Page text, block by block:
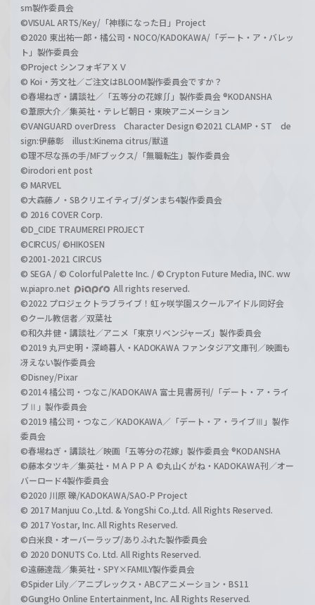
sm製作委員会
©VISUAL ARTS/Key/「神様になった日」Project
©2020 東出祐一郎・橘公司・NOCO/KADOKAWA/「デート・ア・バレッ
ト」製作委員会
©Project シンフォギアＸＶ
© Koi・芳文社／ご注文はBLOOM製作委員会ですか？
©春場ねぎ・講談社／「五等分の花嫁∬」製作委員会 ®KODANSHA
©葦原大介／集英社・テレビ朝日・東映アニメーション
©VANGUARD overDress Character Design ©2021 CLAMP・ST de
sign:伊藤彰 illust:Kinema citrus/獣道
©理不尽な孫の手/MFブックス/「無職転生」製作委員会
©irodori ent post
© MARVEL
©大森藤ノ・SBクリエイティブ/ダンまち4製作委員会
© 2016 COVER Corp.
©D_CIDE TRAUMEREI PROJECT
©CIRCUS/ ©HIKOSEN
©2001-2021 CIRCUS
© SEGA / © Colorful Palette Inc. / © Crypton Future Media, INC. ww
w.piapro.net
All rights reserved.
©2022 プロジェクトラブライブ！虹ヶ咲学園スクールアイドル同好会
©クール教信者／双葉社
©和久井健・講談社／アニメ「東京リベンジャーズ」製作委員会
©2019 丸戸史明・深崎暮人・KADOKAWA ファンタジア文庫刊／映画も
冴えない製作委員会
©Disney/Pixar
©2014 橘公司・つなこ/KADOKAWA 富士見書房刊/「デート・ア・ライ
ブⅡ」製作委員会
©2019 橘公司・つなこ／KADOKAWA／「デート・ア・ライブⅢ」製作
委員会
©春場ねぎ・講談社／映画「五等分の花嫁」製作委員会 ®KODANSHA
©藤本タツキ／集英社・ＭＡＰＰＡ ©丸山くがね・KADOKAWA刊／オー
バーロード4製作委員会
©2020 川原 礫/KADOKAWA/SAO-P Project
© 2017 Manjuu Co.,Ltd. & YongShi Co.,Ltd. All Rights Reserved.
© 2017 Yostar, Inc. All Rights Reserved.
©白米良・オーバーラップ/ありふれた製作委員会
© 2020 DONUTS Co. Ltd. All Rights Reserved.
©遠藤達哉／集英社・SPY×FAMILY製作委員会
©Spider Lily／アニプレックス・ABCアニメーション・BS11
©GungHo Online Entertainment, Inc. All Rights Reserved.